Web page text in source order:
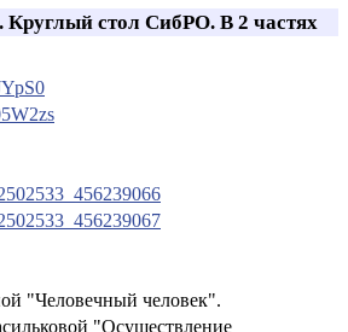
стол СибРО. В 2 частях
"Человечный человек".
"Осуществление